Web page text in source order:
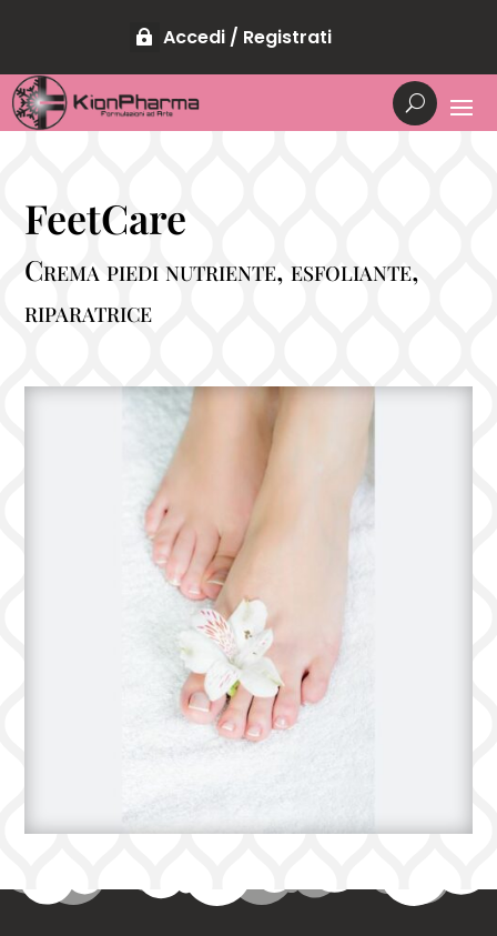
Accedi / Registrati
FeetCare
Crema piedi nutriente, esfoliante,
riparatrice